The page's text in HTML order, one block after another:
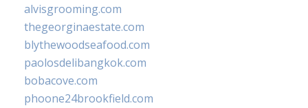
alvisgrooming.com
thegeorginaestate.com
blythewoodseafood.com
paolosdelibangkok.com
bobacove.com
phoone24brookfield.com